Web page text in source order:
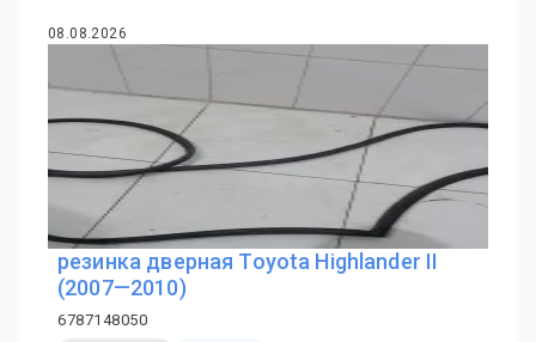
08.08.2026
резинка дверная Toyota Highlander II
(2007—2010)
6787148050